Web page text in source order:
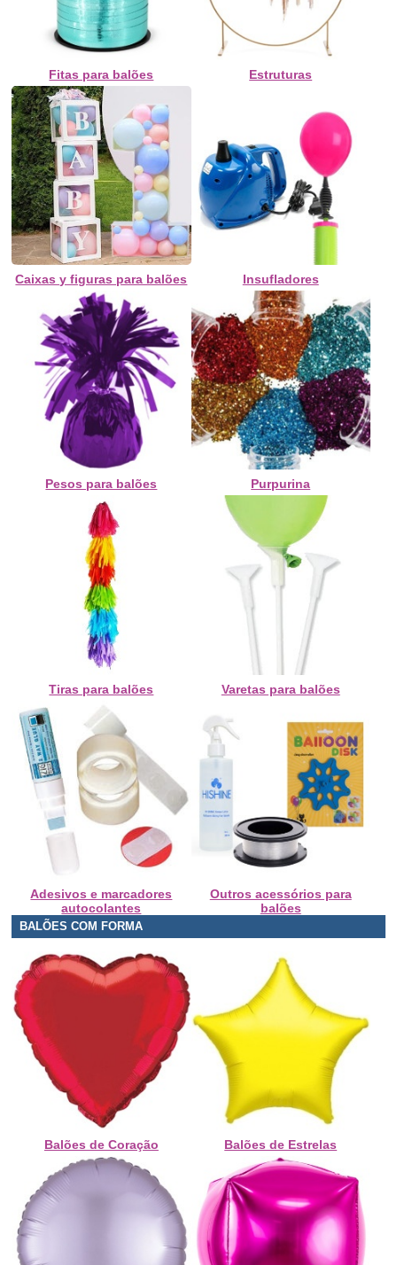
Fitas para balões Estruturas
Caixas y figuras para balões Insufladores
Pesos para balões Purpurina
Tiras para balões Varetas para balões
Adesivos e marcadores
autocolantes
Outros acessórios para
balões
BALÕES COM FORMA
Balões de Coração Balões de Estrelas